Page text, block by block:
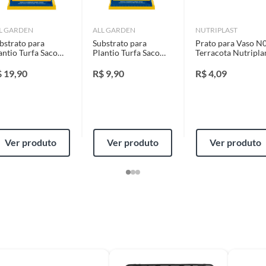
ou acaba com o primeiro uso ou em pouco tempo.
disponível em sua loja em até 30 (trinta) dias,
GARDEN
para
Turfa Saco
19,90
Ver produto
ALL GARDEN
Substrato para
Plantio Turfa Saco
R$ 9,90
Ver produto
NUTRIPLAST
Prato para Vaso
Terracota
R$4,09
Ver produto